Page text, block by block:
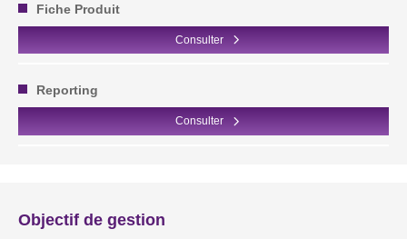
Fiche Produit
Consulter
Reporting
Consulter
Objectif de gestion